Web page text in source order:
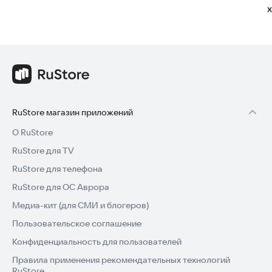
RuStore магазин приложений
О RuStore
RuStore для TV
RuStore для телефона
RuStore для ОС Аврора
Медиа-кит (для СМИ и блогеров)
Пользовательское соглашение
Конфиденциальность для пользователей
Правила применения рекомендательных технологий